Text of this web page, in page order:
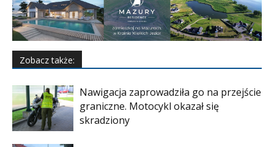
Zobacz także:
Nawigacja zaprowadziła go na przejście
graniczne. Motocykl okazał się
skradziony